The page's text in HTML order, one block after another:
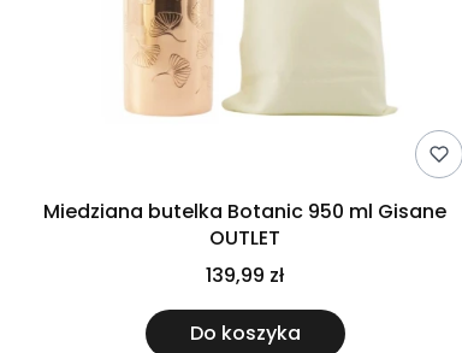
Miedziana butelka Botanic 950 ml Gisane
OUTLET
139,99 zł
Do koszyka